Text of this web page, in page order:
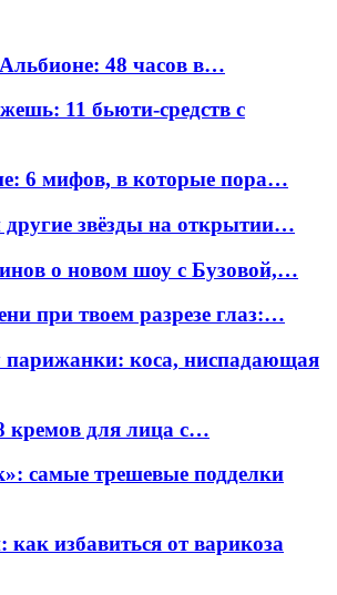
48 часов в…
11 бьюти-средств с
6 мифов, в которые пора…
звёзды на открытии…
о новом шоу с Бузовой,…
при твоем разрезе глаз:…
парижанки: коса, ниспадающая
кремов для лица с…
самые трешевые подделки
как избавиться от варикоза